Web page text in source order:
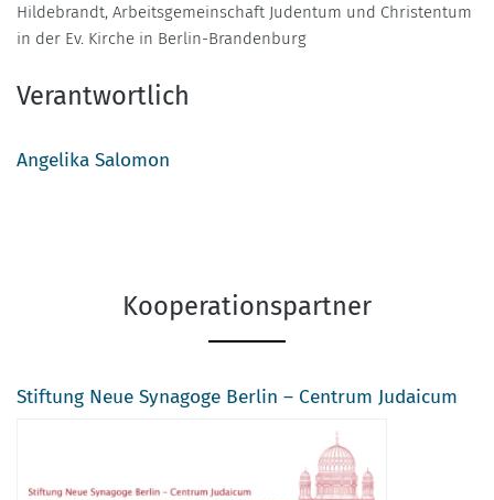
Hildebrandt, Arbeitsgemeinschaft Judentum und Christentum
in der Ev. Kirche in Berlin-Brandenburg
Verantwortlich
Angelika Salomon
Kooperationspartner
Stiftung Neue Synagoge Berlin – Centrum Judaicum